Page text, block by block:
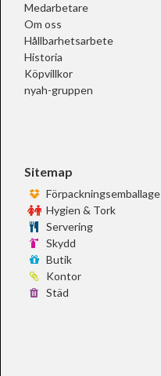
Medarbetare
Om oss
Hållbarhetsarbete
Historia
Köpvillkor
nyah-gruppen
Sitemap
Förpackningsemballage
Hygien & Tork
Servering
Skydd
Butik
Kontor
Städ